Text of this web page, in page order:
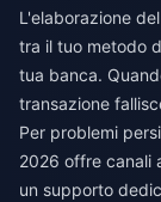
L'elaborazione
tra il tuo metodo
tua banca.
transazione
Per problemi
2026 offre canali
un supporto